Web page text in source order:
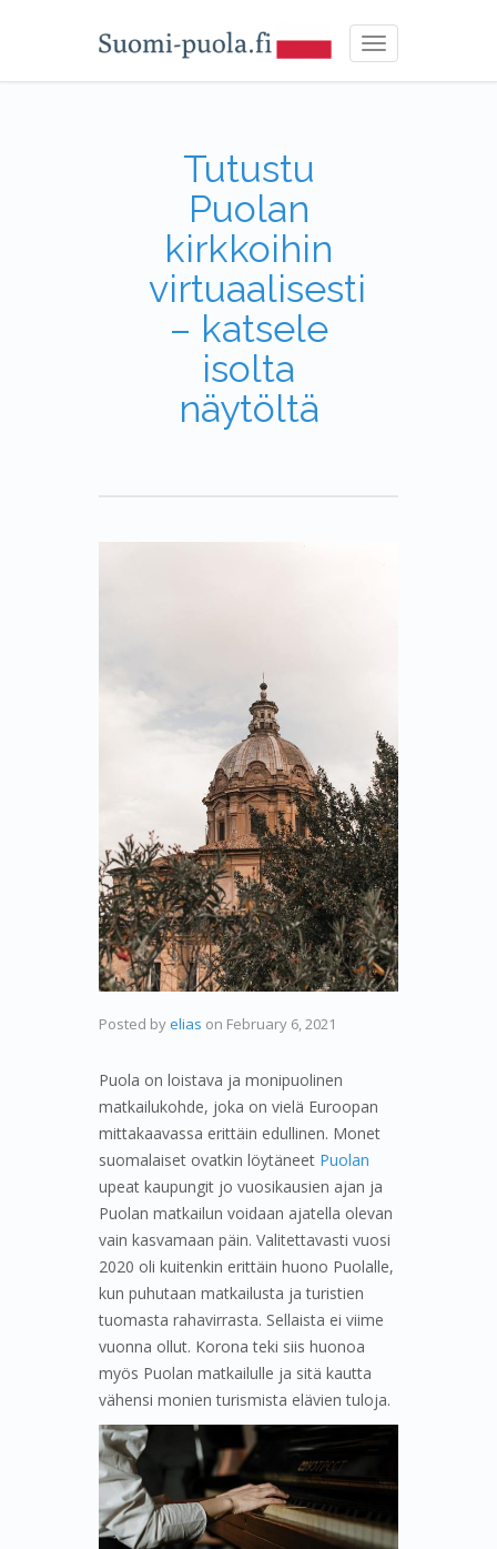
Toggle
navigation
Tutustu
Puolan
kirkkoihin
virtuaalisesti
– katsele
isolta
näytöltä
Posted byelias on February 6, 2021
Puola on loistava ja monipuolinen
matkailukohde, joka on vielä Euroopan
mittakaavassa erittäin edullinen. Monet
suomalaiset ovatkin löytäneet Puolan
upeat kaupungit jo vuosikausien ajan ja
Puolan matkailun voidaan ajatella olevan
vain kasvamaan päin. Valitettavasti vuosi
2020 oli kuitenkin erittäin huono Puolalle,
kun puhutaan matkailusta ja turistien
tuomasta rahavirrasta. Sellaista ei viime
vuonna ollut. Korona teki siis huonoa
myös Puolan matkailulle ja sitä kautta
vähensi monien turismista elävien tuloja.